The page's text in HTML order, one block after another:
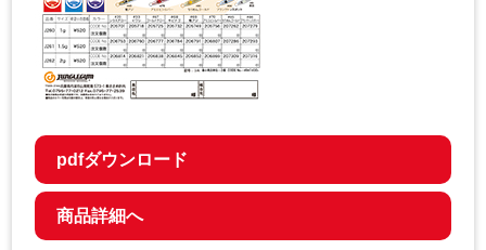
pdfダウンロード
商品詳細へ